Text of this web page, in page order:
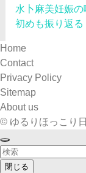
水卜麻美妊娠
初めも振り返る
Home
Contact
Privacy Policy
Sitemap
About us
© ゆるりほっこり
閉じる